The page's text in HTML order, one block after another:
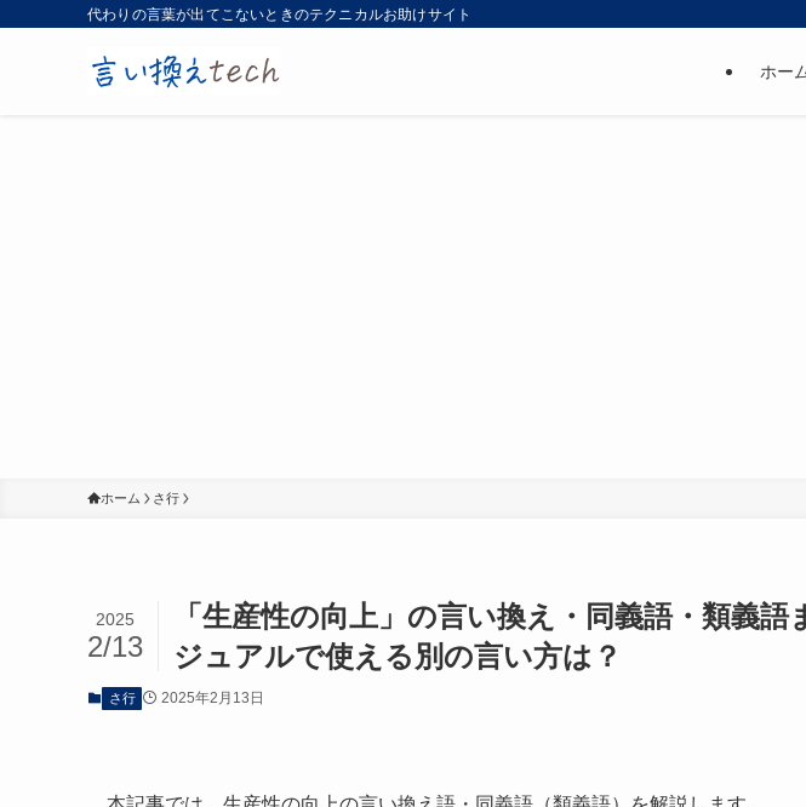
代わりの言葉が出てこないときのテクニカルお助けサイト
ホー
ホーム さ行
「生産性の向上」の言い換え・同義語・類義
ジュアルで使える別の言い方は？
2025
2/13
さ行 2025年2月13日